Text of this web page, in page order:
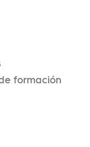
formación